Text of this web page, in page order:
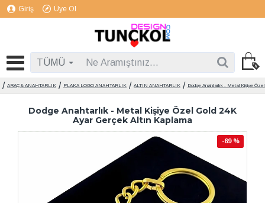
Giriş Üye Ol
TÜMÜ
ARAÇ & ANAHTARLIK PLAKA LOGO ANAHTARLIK ALTIN ANAHTARLIK Dodge Anahtarlık - Metal Kişiye
Dodge Anahtarlık - Metal Kişiye Özel Gold 24K
Ayar Gerçek Altın Kaplama
-69 %